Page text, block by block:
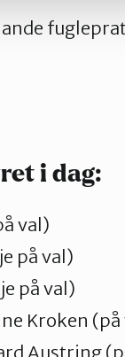
i dag:
val)
på val)
på val)
Kroken (på
Austring